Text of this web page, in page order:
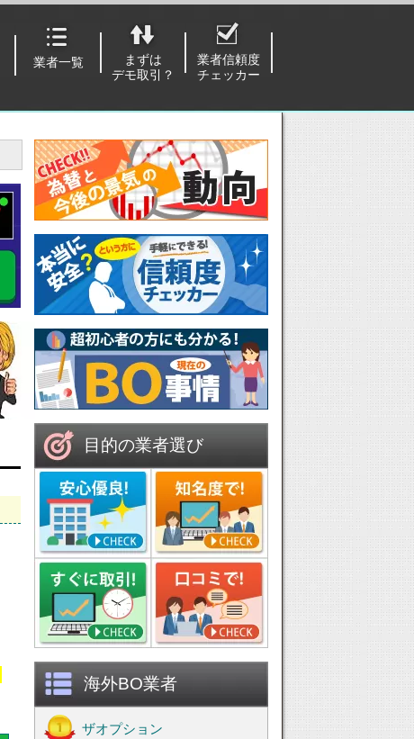
業者一覧
まずは
デモ取引？
業者信頼度
チェッカー
目的の業者選び
海外BO業者
ザオプション